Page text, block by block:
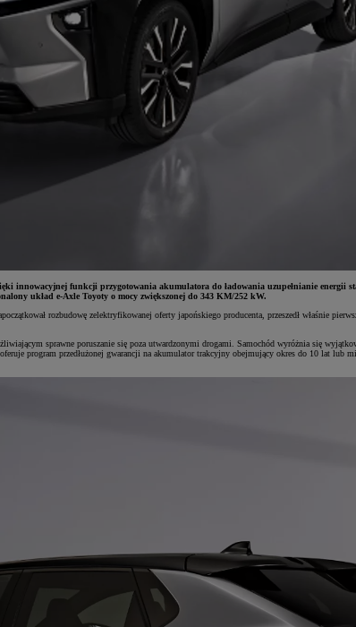
funkcji przygotowania akumulatora do ładowania uzupełnianie energii
układ e-Axle Toyoty o mocy zwiększonej do 343 KM/252 kW.
rozbudowę zelektryfikowanej oferty japońskiego producenta, przeszedł właśnie
sprawne poruszanie się poza utwardzonymi drogami. Samochód wyróżnia się
program przedłużonej gwarancji na akumulator trakcyjny obejmujący okres do 10 lat lub